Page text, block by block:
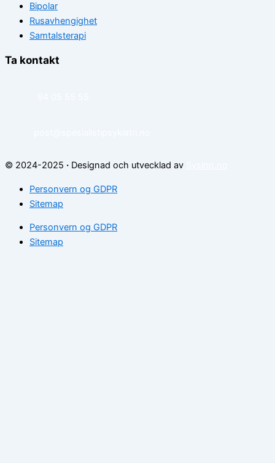
Bipolar
Rusavhengighet
Samtalsterapi
Ta kontakt
© 2024-2025 · Designad och utvecklad av
Personvern og GDPR
Sitemap
Personvern og GDPR
Sitemap